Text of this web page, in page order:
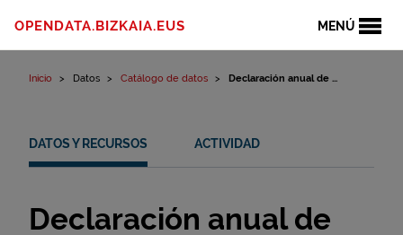
MENÚ
OPENDATA.BIZKAIA.EUS
Inicio Datos Catálogo de datos Declaración anual de ...
DATOS Y RECURSOS ACTIVIDAD
Declaración anual de